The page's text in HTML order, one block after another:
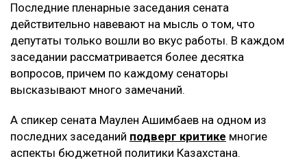
Последние пленарные заседания сената
действительно навевают на мысль о том, что
депутаты только вошли во вкус работы. В каждом
заседании рассматривается более десятка
вопросов, причем по каждому сенаторы
высказывают много замечаний.
А спикер сената Маулен Ашимбаев на одном из
последних заседаний подверг критике многие
аспекты бюджетной политики Казахстана.